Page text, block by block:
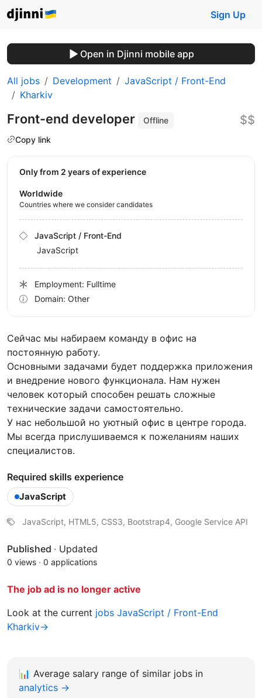
Sign Up
Open in Djinni mobile app
All jobs Development
JavaScript / Front-End
Kharkiv
Front-end developer
Offline
Copy link
$$
Сейчас мы набираем команду в офис на
постоянную работу.
Основными задачами будет поддержка приложения
и внедрение нового функционала. Нам нужен
человек который способен решать сложные
технические задачи самостоятельно.
У нас небольшой но уютный офис в центре города.
Мы всегда прислушиваемся к пожеланиям наших
специалистов.
Required skills experience
JavaScript
JavaScript, HTML5, CSS3, Bootstrap4, Google Service API
Published · Updated
0 views · 0 applications
The job ad is no longer active
Look at the current jobs JavaScript / Front-End
Kharkiv→
Only from 2 years of experience
Worldwide
Countries where we consider candidates
JavaScript / Front-End
JavaScript
Employment: Fulltime
Domain: Other
📊 Average salary range of similar jobs in
analytics →